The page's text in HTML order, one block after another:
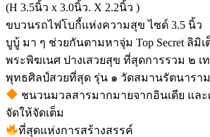
(H 3.5นิ้ว x 3.0นิ้ว. X 2.2นิ้ว )
ขบวนรถไฟโบกี้แห่งความสุข ไซด์ 3.5 นิ้ว
บูบู้ มา ๆ ช่วยกันตามหาจุ่ม Top Secret ลิมิเ
พระพิฆเนศ ปางเสวยสุข ที่สุดการรวม ๒ เ
พุทธศิลป์สวยที่สุด รุ่น ๑ วัดสมานรัตนารา
ชนวนมวลสารมากมายจากอินเดีย แล
จัดให้จัดเต็ม
ที่สุดแห่งการสร้างสรรค์